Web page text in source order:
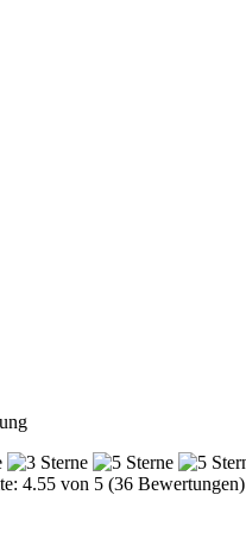
4.55 von 5 (36 Bewertungen)